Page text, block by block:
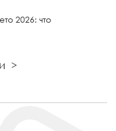
2026: что
>